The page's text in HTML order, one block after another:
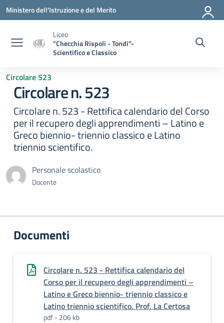
Vai ai contenuti
Vai al menu di navigazione
Vai al footer
Ministero dell'Istruzione e del Merito
Liceo
"Checchia Rispoli - Tondi"-
Scientifico e Classico
Circolare 523
Circolare n. 523
Circolare n. 523 - Rettifica calendario del Corso
per il recupero degli apprendimenti – Latino e
Greco biennio- triennio classico e Latino
triennio scientifico.
Personale scolastico
Docente
Documenti
Circolare n. 523 - Rettifica calendario del
Corso per il recupero degli apprendimenti –
Latino e Greco biennio- triennio classico e
Latino triennio scientifico. Prof. La Certosa
pdf - 206 kb